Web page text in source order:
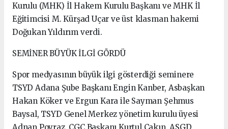
Kurulu (MHK) İl Hakem Kurulu Başkanı ve MHK İl
Eğitimcisi M. Kürşad Uçar ve üst klasman hakemi
Doğukan Yıldırım verdi.
SEMİNER BÜYÜK İLGİ GÖRDÜ
Spor medyasının büyük ilgi gösterdiği seminere
TSYD Adana Şube Başkanı Engin Kanber, Asbaşkan
Hakan Köker ve Ergun Kara ile Sayman Şehmus
Baysal, TSYD Genel Merkez yönetim kurulu üyesi